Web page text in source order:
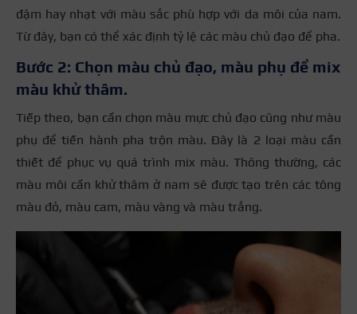
đậm hay nhạt với màu sắc phù hợp với da môi của nam.
Từ đây, bạn có thể xác định tỷ lệ các màu chủ đạo để pha.
Bước 2: Chọn màu chủ đạo, màu phụ để mix
màu khử thâm.
Tiếp theo, bạn cần chọn màu mực chủ đạo cũng như màu
phụ để tiến hành pha trộn màu. Đây là 2 loại màu cần
thiết để phục vụ quá trình mix màu. Thông thường, các
màu môi cần khử thâm ở nam sẽ được tạo trên các tông
màu đỏ, màu cam, màu vàng và màu trắng.